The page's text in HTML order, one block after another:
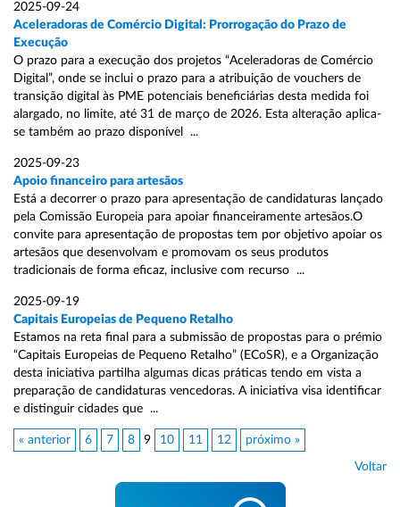
2025-09-24
Aceleradoras de Comércio Digital: Prorrogação do Prazo de
Execução
O prazo para a execução dos projetos “Aceleradoras de Comércio
Digital”, onde se inclui o prazo para a atribuição de vouchers de
transição digital às PME potenciais beneficiárias desta medida foi
alargado, no limite, até 31 de março de 2026. Esta alteração aplica-
se também ao prazo disponível ...
2025-09-23
Apoio financeiro para artesãos
Está a decorrer o prazo para apresentação de candidaturas lançado
pela Comissão Europeia para apoiar financeiramente artesãos.O
convite para apresentação de propostas tem por objetivo apoiar os
artesãos que desenvolvam e promovam os seus produtos
tradicionais de forma eficaz, inclusive com recurso ...
2025-09-19
Capitais Europeias de Pequeno Retalho
Estamos na reta final para a submissão de propostas para o prémio
“Capitais Europeias de Pequeno Retalho” (ECoSR), e a Organização
desta iniciativa partilha algumas dicas práticas tendo em vista a
preparação de candidaturas vencedoras. A iniciativa visa identificar
e distinguir cidades que ...
« anterior 6 7 8 9 10 11 12 próximo »
Voltar